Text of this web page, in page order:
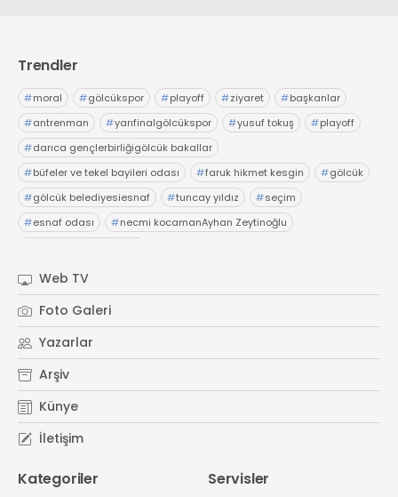
Trendler
#moral #gölcükspor #playoff #ziyaret #başkanlar
#antrenman #yarıfinalgölcükspor #yusuf tokuş #playoff
#darıca gençlerbirliğigölcük bakallar
#büfeler ve tekel bayileri odası #faruk hikmet kesgin #gölcük
#gölcük belediyesiesnaf #tuncay yıldız #seçim
#esnaf odası #necmi kocamanAyhan Zeytinoğlu
Web TV
Foto Galeri
Yazarlar
Arşiv
Künye
İletişim
Kategoriler Servisler